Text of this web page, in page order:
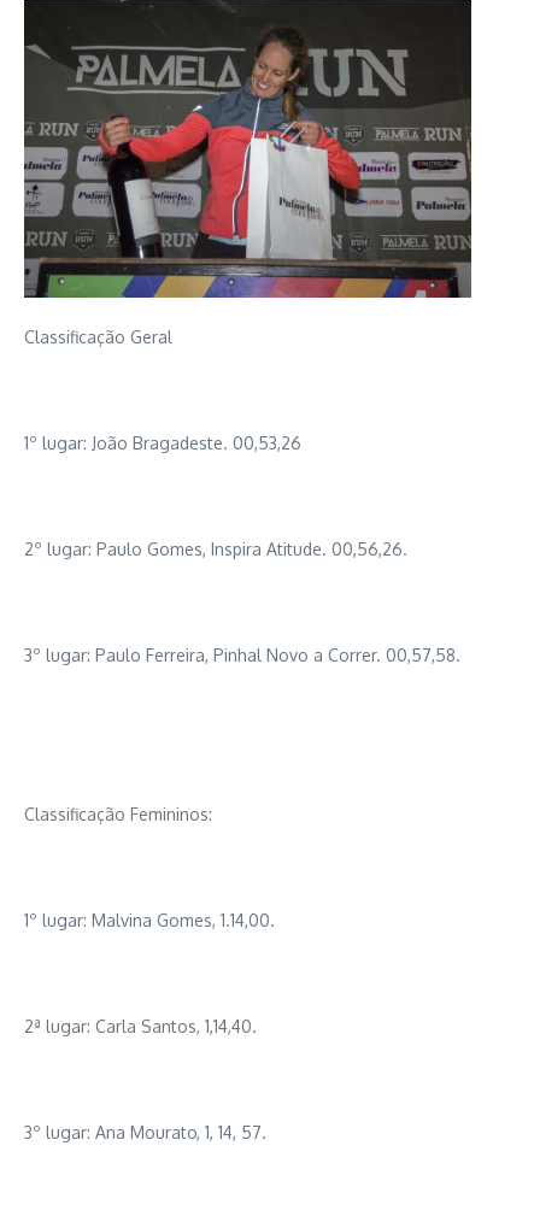
Classificação Geral
1º lugar: João Bragadeste. 00,53,26
2º lugar: Paulo Gomes, Inspira Atitude. 00,56,26.
3º lugar: Paulo Ferreira, Pinhal Novo a Correr. 00,57,58.
Classificação Femininos:
1º lugar: Malvina Gomes, 1.14,00.
2ª lugar: Carla Santos, 1,14,40.
3º lugar: Ana Mourato, 1, 14, 57.